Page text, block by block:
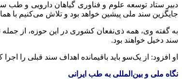
دبیر ستاد توسعه علوم و فناوری گیاهان دارویی و طب
جایگزین سند ملی پیشین خواهد بود و تلاش می‌کنیم با
به گفته وی، همه ذی‌نفعان کشوری در این حوزه، از جمله
سند دخیل خواهند بود.
او افزود: از یک‌سو باید باقیمانده اهداف سند قبلی را
نگاه ملی و بین‌المللی به طب ایرانی